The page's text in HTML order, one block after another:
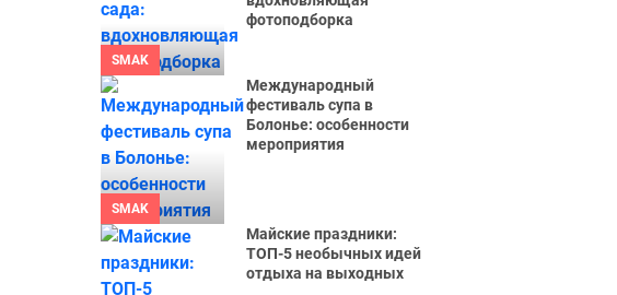
SMAK
фотоподборка
SMAK
Международный
фестиваль супа в
Болонье: особенности
мероприятия
Майские праздники:
ТОП-5 необычных идей
отдыха на выходных